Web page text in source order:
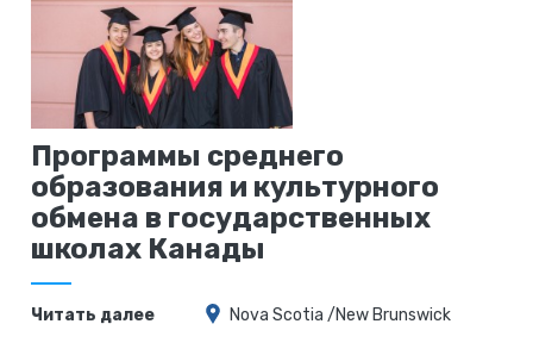
Программы среднего
образования и культурного
обмена в государственных
школах Канады
Читать далее Nova Scotia /New Brunswick